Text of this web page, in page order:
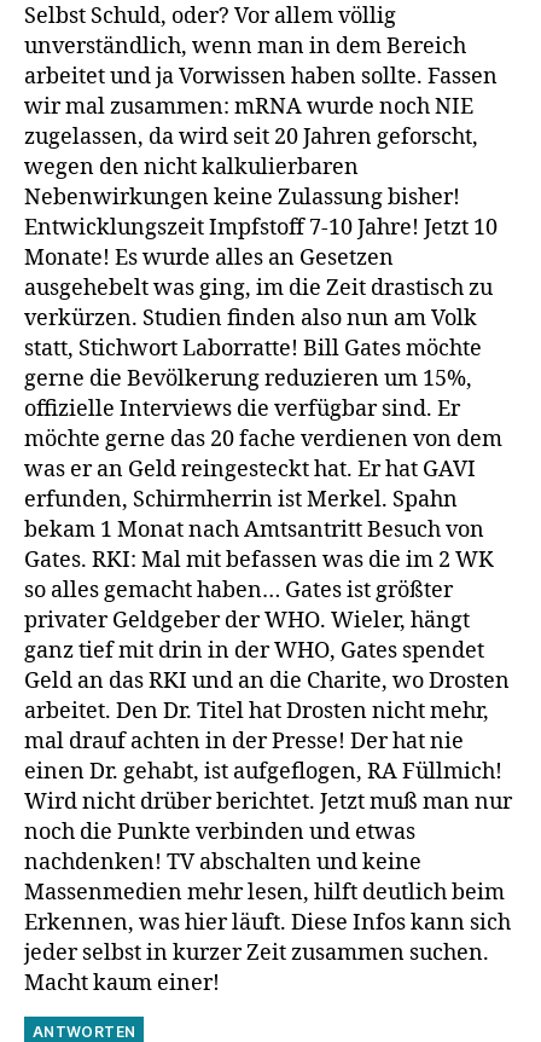
Selbst Schuld, oder? Vor allem völlig
unverständlich, wenn man in dem Bereich
arbeitet und ja Vorwissen haben sollte. Fassen
wir mal zusammen: mRNA wurde noch NIE
zugelassen, da wird seit 20 Jahren geforscht,
wegen den nicht kalkulierbaren
Nebenwirkungen keine Zulassung bisher!
Entwicklungszeit Impfstoff 7-10 Jahre! Jetzt 10
Monate! Es wurde alles an Gesetzen
ausgehebelt was ging, im die Zeit drastisch zu
verkürzen. Studien finden also nun am Volk
statt, Stichwort Laborratte! Bill Gates möchte
gerne die Bevölkerung reduzieren um 15%,
offizielle Interviews die verfügbar sind. Er
möchte gerne das 20 fache verdienen von dem
was er an Geld reingesteckt hat. Er hat GAVI
erfunden, Schirmherrin ist Merkel. Spahn
bekam 1 Monat nach Amtsantritt Besuch von
Gates. RKI: Mal mit befassen was die im 2 WK
so alles gemacht haben… Gates ist größter
privater Geldgeber der WHO. Wieler, hängt
ganz tief mit drin in der WHO, Gates spendet
Geld an das RKI und an die Charite, wo Drosten
arbeitet. Den Dr. Titel hat Drosten nicht mehr,
mal drauf achten in der Presse! Der hat nie
einen Dr. gehabt, ist aufgeflogen, RA Füllmich!
Wird nicht drüber berichtet. Jetzt muß man nur
noch die Punkte verbinden und etwas
nachdenken! TV abschalten und keine
Massenmedien mehr lesen, hilft deutlich beim
Erkennen, was hier läuft. Diese Infos kann sich
jeder selbst in kurzer Zeit zusammen suchen.
Macht kaum einer!
ANTWORTEN